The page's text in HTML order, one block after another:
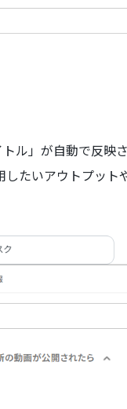
ル」が自動で反映
たいアウトプッ